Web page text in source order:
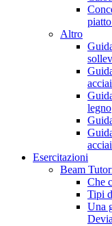
Altro
legno
Esercitazioni
Beam
Che
Tipi
Una